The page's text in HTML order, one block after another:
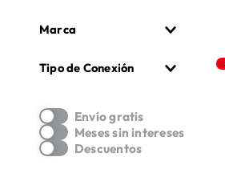
Marca
Motorola
Samsung
Guess
Tipo de Conexión
Inalámbrico
Wireless
Envío gratis
Meses sin intereses
Descuentos